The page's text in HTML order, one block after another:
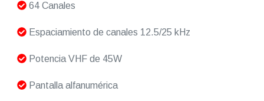
64 Canales
Espaciamiento de canales 12.5/25 kHz
Potencia VHF de 45W
Pantalla alfanumérica